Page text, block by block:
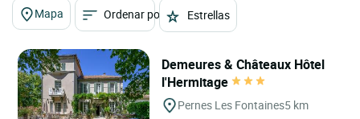
Mapa Ordenar por Estrellas
Demeures & Châteaux Hôtel
l'Hermitage
Pernes Les Fontaines5 km